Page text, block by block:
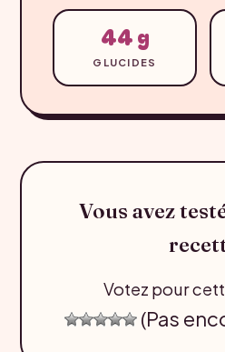
44 g
GLUCIDES
Vous avez
Votez pour
(Pas